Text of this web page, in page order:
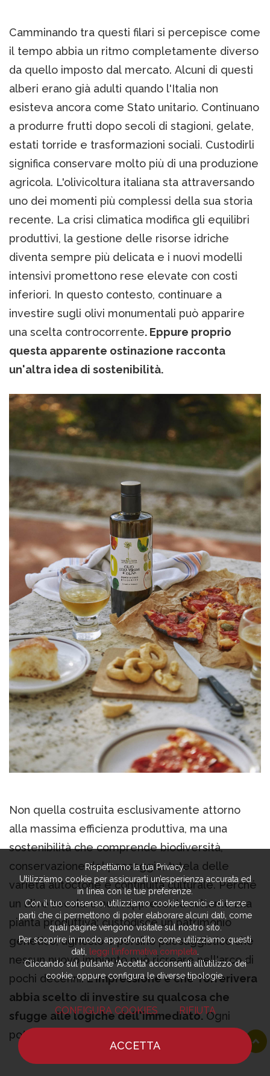
Camminando tra questi filari si percepisce come
il tempo abbia un ritmo completamente diverso
da quello imposto dal mercato. Alcuni di questi
alberi erano già adulti quando l'Italia non
esisteva ancora come Stato unitario. Continuano
a produrre frutti dopo secoli di stagioni, gelate,
estati torride e trasformazioni sociali. Custodirli
significa conservare molto più di una produzione
agricola. L'olivicoltura italiana sta attraversando
uno dei momenti più complessi della sua storia
recente. La crisi climatica modifica gli equilibri
produttivi, la gestione delle risorse idriche
diventa sempre più delicata e i nuovi modelli
intensivi promettono rese elevate con costi
inferiori. In questo contesto, continuare a
investire sugli olivi monumentali può apparire
una scelta controcorrente. Eppure proprio
questa apparente ostinazione racconta
un'altra idea di sostenibilità.
Non quella costruita esclusivamente attorno
alla massima efficienza produttiva, ma una
sostenibilità che comprende biodiversità,
conservazione del paesaggio, tutela delle
varietà autoctone e continuità culturale. Perché
un ulivo secolare non rappresenta soltanto una
pianta produttiva: custodisce un patrimonio
genetico, agricolo e persino paesaggistico che
nessun nuovo impianto può ricreare nell'arco di
pochi decenni.L'impressione è che Torrerivera
abbia scelto di investire su qualcosa che
sfugge alle logiche dell'immediato. Ogni
potatura, ogni intervento sul terreno, ogni
raccolta diventano parte di un progetto che
Rispettiamo la tua Privacy.
Utilizziamo cookie per assicurarti un’esperienza accurata ed
in linea con le tue preferenze.
Con il tuo consenso, utilizziamo cookie tecnici e di terze
parti che ci permettono di poter elaborare alcuni dati, come
quali pagine vengono visitate sul nostro sito.
Per scoprire in modo approfondito come utilizziamo questi
dati,
leggi l’informativa completa
Cliccando sul pulsante ‘Accetta’ acconsenti all’utilizzo dei
cookie, oppure configura le diverse tipologie.
CONFIGURA COOKIES RIFIUTA
ACCETTA